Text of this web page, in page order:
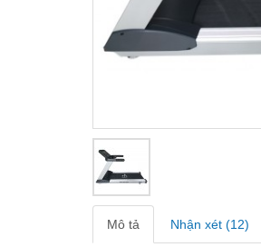
Mô tả Nhận xét (12)